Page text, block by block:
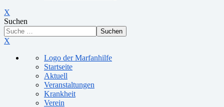
X
Suchen
Suchen
X
Logo der Marfanhilfe
Startseite
Aktuell
Veranstaltungen
Krankheit
Verein